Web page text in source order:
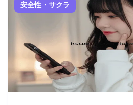
安全性・サクラ